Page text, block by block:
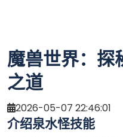
魔兽世界：探
之道
2026-05-07 22:46:01
介绍泉水怪技能